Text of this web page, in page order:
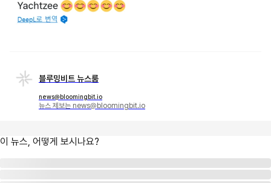
블루밍비트 뉴스룸
news@bloomingbit.io
뉴스 제보는 news@bloomingbit.io
이 뉴스, 어떻게 보시나요?